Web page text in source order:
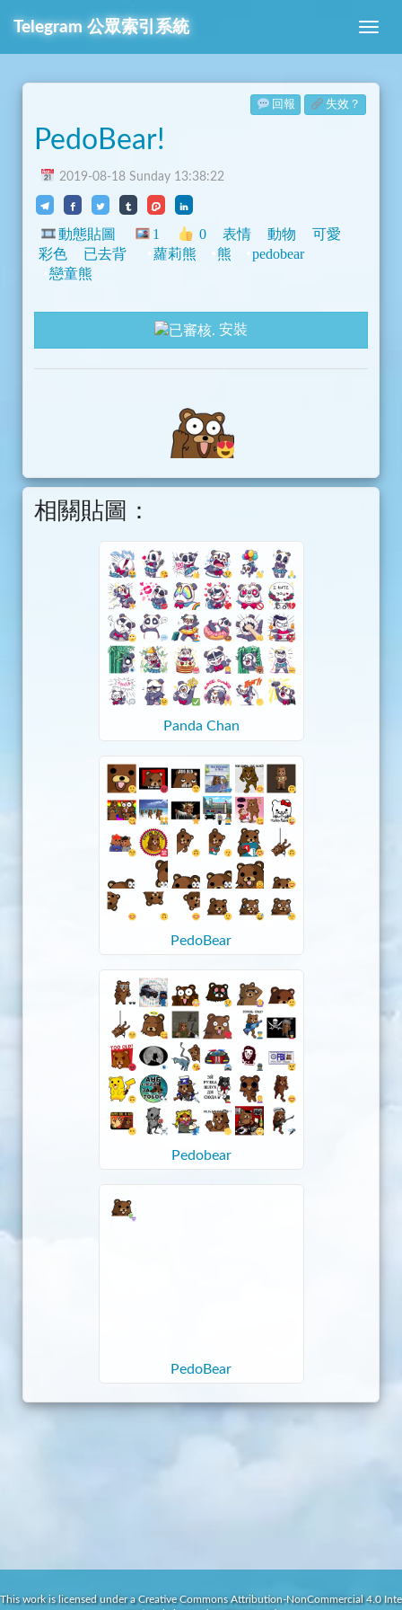
Telegram 公眾索引系統
回報 失效？
PedoBear!
2019-08-18 Sunday 13:38:22
動態貼圖 1 0 表情 動物
可愛
彩色
已去背 蘿莉熊 熊
pedobear
戀童熊
安裝
相關貼圖：
Panda Chan
PedoBear
Pedobear
PedoBear
This work is licensed under a Creative Commons Attribution-NonCommercial 4.0 Inte